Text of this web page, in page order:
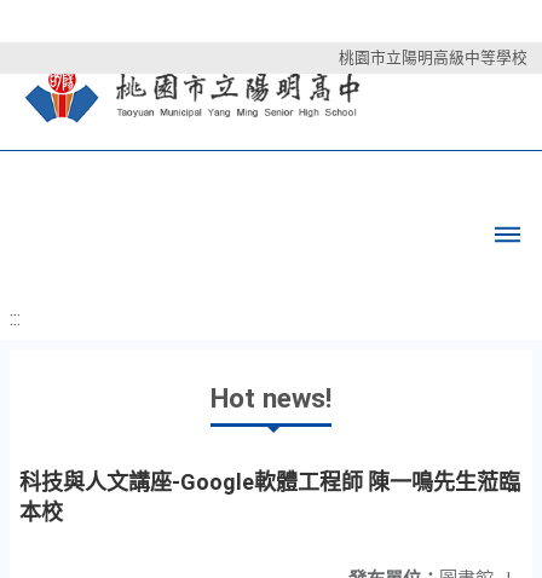
桃園市立陽明高級中等學校
:::
Hot news!
科技與人文講座-Google軟體工程師 陳一鳴先生蒞臨
本校